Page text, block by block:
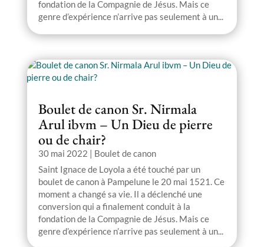
fondation de la Compagnie de Jésus. Mais ce
genre d’expérience n’arrive pas seulement à un...
Boulet de canon Sr. Nirmala
Arul ibvm – Un Dieu de pierre
ou de chair?
30 mai 2022
Boulet de canon
Saint Ignace de Loyola a été touché par un
boulet de canon à Pampelune le 20 mai 1521. Ce
moment a changé sa vie. Il a déclenché une
conversion qui a finalement conduit à la
fondation de la Compagnie de Jésus. Mais ce
genre d’expérience n’arrive pas seulement à un...